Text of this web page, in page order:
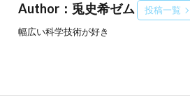
Author：兎史希ゼム
投稿一覧
幅広い科学技術が好き